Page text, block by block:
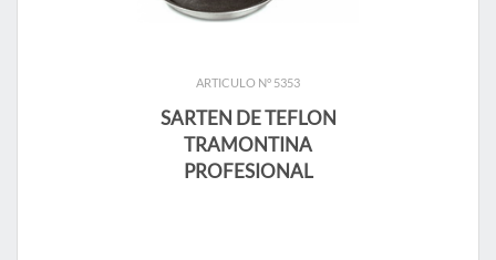
ARTICULO N° 5353
SARTEN DE TEFLON
TRAMONTINA
PROFESIONAL